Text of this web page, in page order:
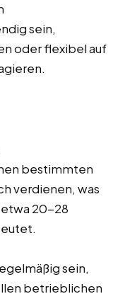
sein,
oder flexibel auf
bestimmten
verdienen, was
20-28
sein,
betrieblichen